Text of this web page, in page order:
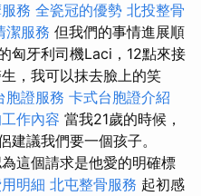
務 全瓷冠的優勢 北投整骨
潔服務 但我們的事情進展順
匈牙利司機Laci，12點來接
，我可以抹去臉上的笑
胞證服務 卡式台胞證介紹
作內容 當我21歲的時候，
建議我們要一個孩子。
這個請求是他愛的明確標
明細 北屯整骨服務 起初感